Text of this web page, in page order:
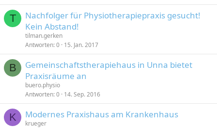
T
Nachfolger für Physiotherapiepraxis gesucht!
Kein Abstand!
tilman.gerken
Antworten 0 15. Jan. 2017
B
Gemeinschaftstherapiehaus in Unna bietet
Praxisräume an
buero.physio
Antworten 0 14. Sep. 2016
K Modernes Praxishaus am Krankenhaus
krueger